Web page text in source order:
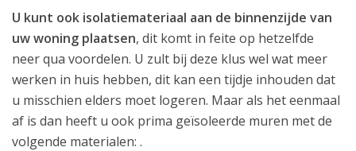
U kunt ook isolatiemateriaal aan de binnenzijde van
uw woning plaatsen, dit komt in feite op hetzelfde
neer qua voordelen. U zult bij deze klus wel wat meer
werken in huis hebben, dit kan een tijdje inhouden dat
u misschien elders moet logeren. Maar als het eenmaal
af is dan heeft u ook prima geïsoleerde muren met de
volgende materialen: .